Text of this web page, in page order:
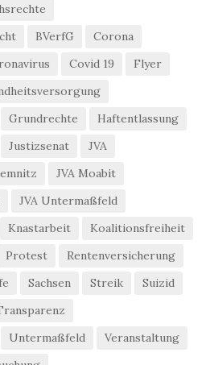
BVerfG
Corona
Covid 19
Flyer
Grundrechte
Haftentlassung
Justizsenat
JVA
JVA Moabit
JVA Untermaßfeld
Knastarbeit
Koalitionsfreiheit
Protest
Rentenversicherung
Sachsen Streik
Suizid
Untermaßfeld
Veranstaltung